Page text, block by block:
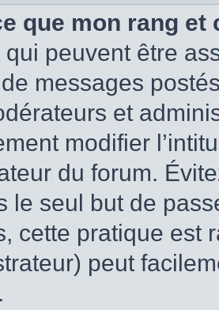
que mon rang
peuvent être
messages
et
modifier
du forum.
le seul but de
cette pratique est
peut